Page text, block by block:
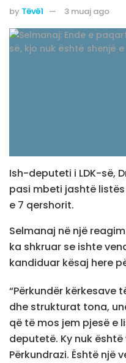
by Tëvë1 3 muaj ago
Ish-deputeti i LDK-së,
pasi mbeti jashtë
e 7 qershorit.
Selmanaj në një
ka shkruar se ishte
kandiduar kësaj here
“Përkundër kërkesave
dhe strukturat tona,
që të mos jem pjesë e
deputetë. Ky nuk është
Përkundrazi. Është një